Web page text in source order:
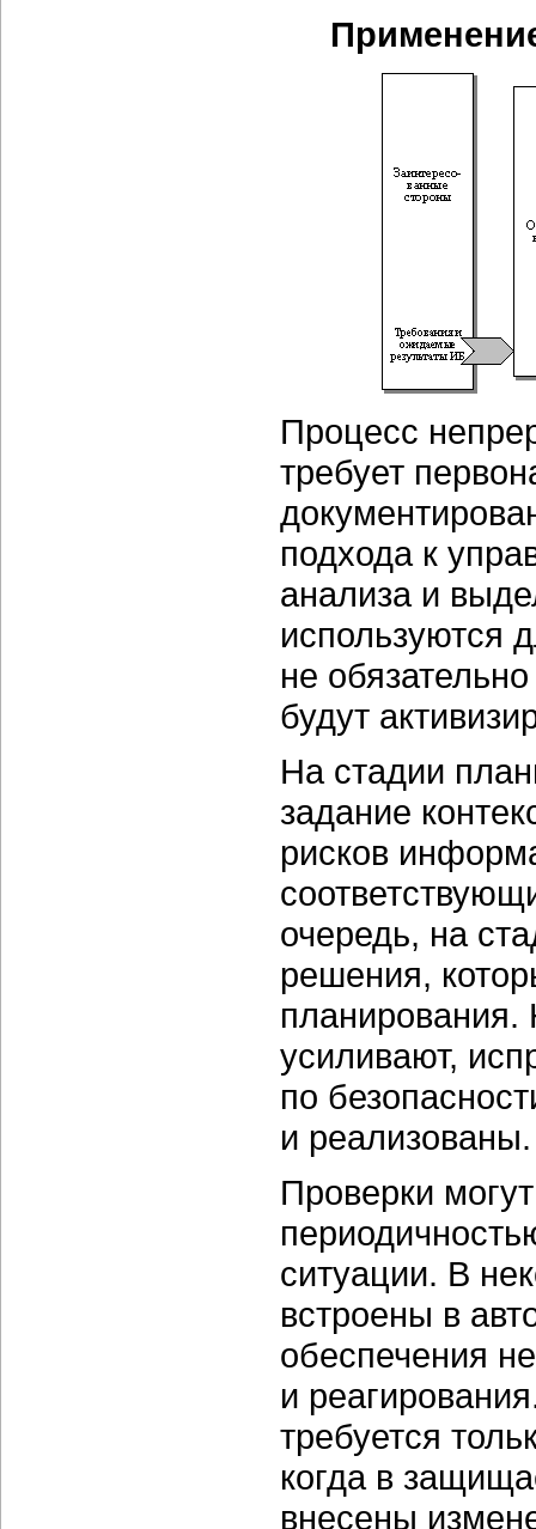
Процесс
требует
подхода к
анализа и
используются
не
будут
На стадии
задание
рисков
очередь, на
решения,
планирования.
усиливают,
по
и реализованы.
Проверки
ситуации. В
встроены в
обеспечения
и
требуется
когда в
внесены